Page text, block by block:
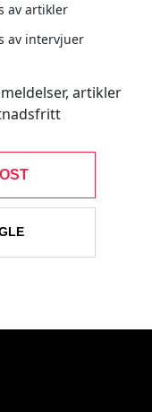
av artikler
av intervjuer
artikler